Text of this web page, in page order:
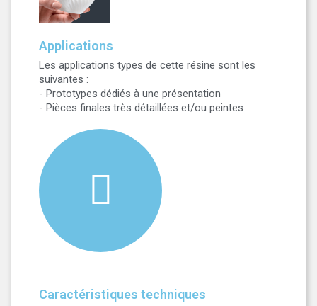
Applications
Les applications types de cette résine sont les
suivantes :
- Prototypes dédiés à une présentation
- Pièces finales très détaillées et/ou peintes
Caractéristiques techniques